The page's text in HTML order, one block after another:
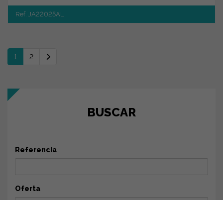
Ref. JA22025AL
1 2
BUSCAR
Referencia
Oferta